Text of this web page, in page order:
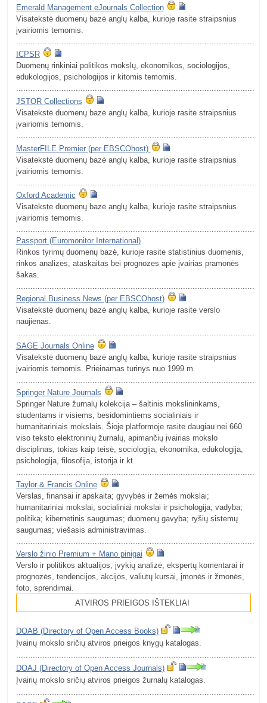
Emerald Management eJournals Collection
Visatekstė duomenų bazė anglų kalba, kurioje rasite straipsnius
įvairiomis temomis.
ICPSR
Duomenų rinkiniai politikos mokslų, ekonomikos, sociologijos,
edukologijos, psichologijos ir kitomis temomis.
JSTOR Collections
Visatekstė duomenų bazė anglų kalba, kurioje rasite straipsnius
įvairiomis temomis.
MasterFILE Premier (per EBSCOhost)
Visatekstė duomenų bazė anglų kalba, kurioje rasite straipsnius
įvairiomis temomis.
Oxford Academic
Visatekstė duomenų bazė anglų kalba, kurioje rasite straipsnius
įvairiomis temomis.
Passport (Euromonitor International)
Rinkos tyrimų duomenų bazė, kurioje rasite statistinius duomenis,
rinkos analizes, ataskaitas bei prognozes apie įvairias pramonės
šakas.
Regional Business News (per EBSCOhost)
Visatekstė duomenų bazė anglų kalba, kurioje rasite verslo
naujienas.
SAGE Journals Online
Visatekstė duomenų bazė anglų kalba, kurioje rasite straipsnius
įvairiomis temomis. Prieinamas turinys nuo 1999 m.
Springer Nature Journals
Springer Nature žurnalų kolekcija – šaltinis mokslininkams,
studentams ir visiems, besidomintiems socialiniais ir
humanitariniais mokslais. Šioje platformoje rasite daugiau nei 660
viso teksto elektroninių žurnalų, apimančių įvairias mokslo
disciplinas, tokias kaip teisė, sociologija, ekonomika, edukologija,
psichologija, filosofija, istorija ir kt.
Taylor & Francis Online
Verslas, finansai ir apskaita; gyvybės ir žemės mokslai;
humanitariniai mokslai; socialiniai mokslai ir psichologija; vadyba;
politika; kibernetinis saugumas; duomenų gavyba; ryšių sistemų
saugumas; viešasis administravimas.
Verslo žinio Premium + Mano pinigai
Verslo ir politikos aktualijos, įvykių analizė, ekspertų komentarai ir
prognozės, tendencijos, akcijos, valiutų kursai, įmonės ir žmonės,
foto, sprendimai.
ATVIROS PRIEIGOS IŠTEKLIAI
DOAB (Directory of Open Access Books)
Įvairių mokslo sričių atviros prieigos knygų katalogas.
DOAJ (Directory of Open Access Journals)
Įvairių mokslo sričių atviros prieigos žurnalų katalogas.